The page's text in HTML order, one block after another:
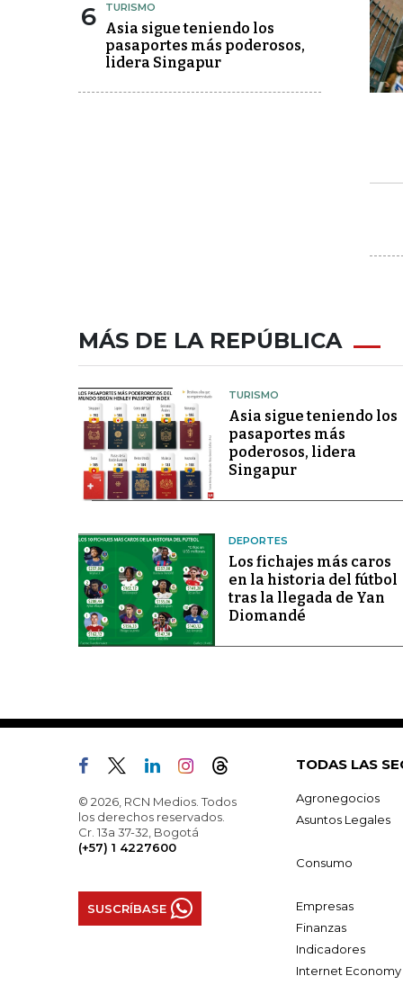
6 TURISMO
Asia sigue teniendo los
pasaportes más poderosos,
lidera Singapur
MÁS DE LA REPÚBLICA
TURISMO
Asia sigue teniendo los
pasaportes más
poderosos, lidera
Singapur
DEPORTES
Los fichajes más caros
en la historia del fútbol
tras la llegada de Yan
Diomandé
© 2026, RCN Medios. Todos
los derechos reservados.
Cr. 13a 37-32, Bogotá
(+57) 1 4227600
SUSCRÍBASE
TODAS LAS
Agronegocios
Asuntos Legales
Consumo
Empresas
Finanzas
Indicadores
Internet Economy